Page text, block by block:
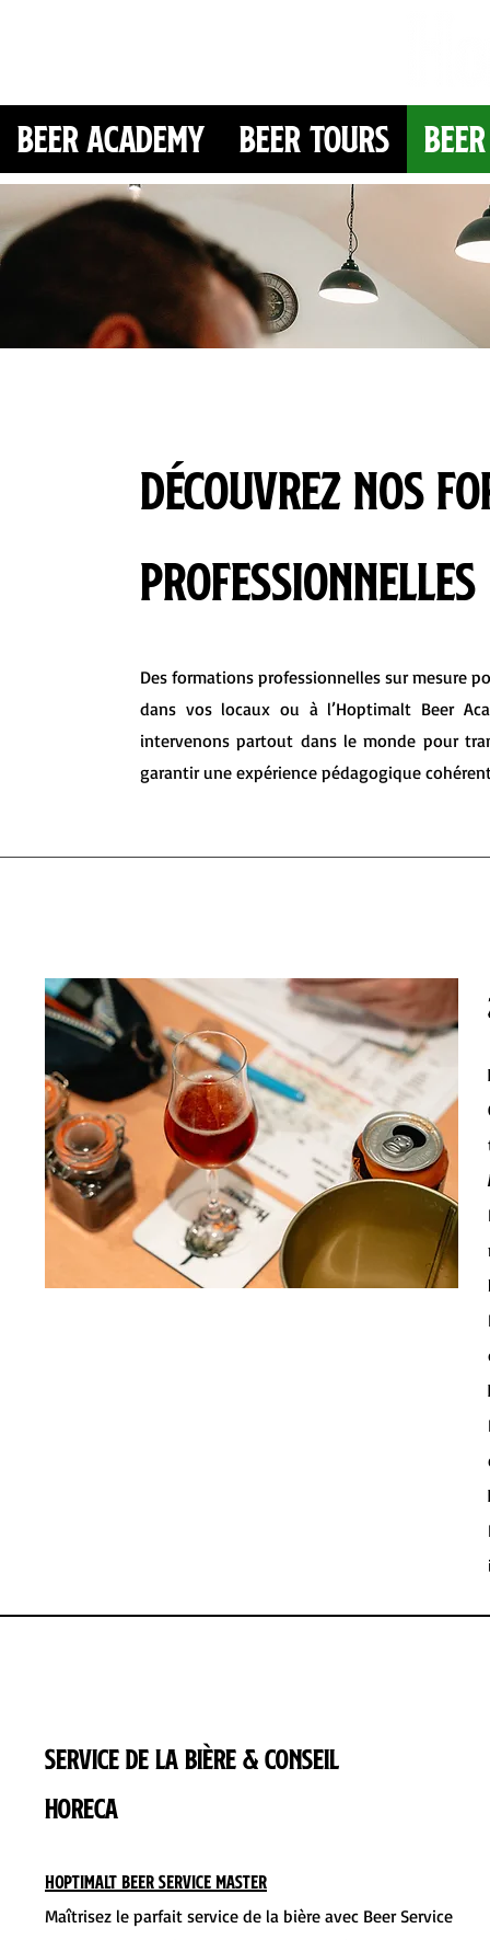
Beer Academy Beer Tours
Découvrez nos
professionnelles
Des formations professionnelles sur mesure
dans vos locaux ou à l’Hoptimalt Beer
intervenons partout dans le monde pour
garantir une expérience pédagogique
Service de la bière & conseil
horeca
Hoptimalt Beer Service Master
Maîtrisez le parfait service de la bière avec Beer Service